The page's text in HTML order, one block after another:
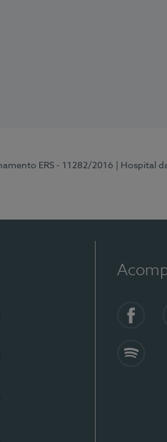
ERS - 11282/2016 | Hospital